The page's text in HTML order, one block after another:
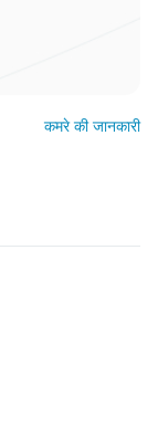
कमरे की जानकारी